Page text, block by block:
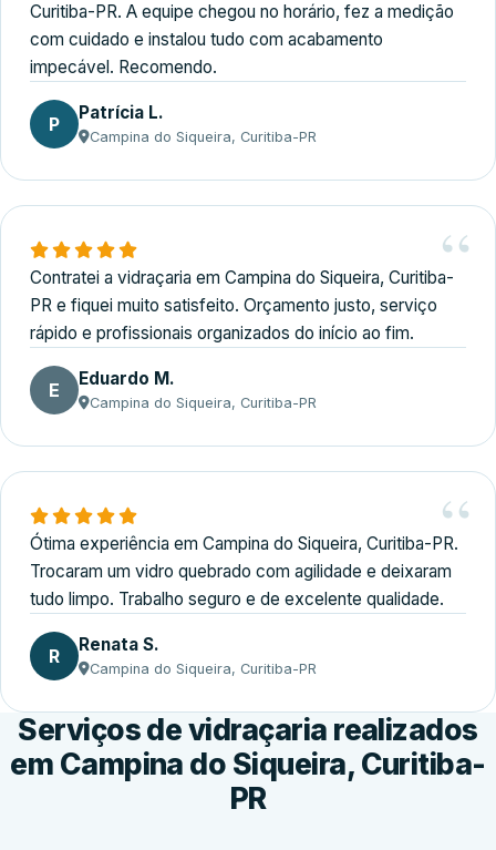
Curitiba-PR. A equipe chegou no horário, fez a medição
com cuidado e instalou tudo com acabamento
impecável. Recomendo.
P Patrícia L.
Campina do Siqueira, Curitiba-PR
Contratei a vidraçaria em Campina do Siqueira, Curitiba-
PR e fiquei muito satisfeito. Orçamento justo, serviço
rápido e profissionais organizados do início ao fim.
E Eduardo M.
Campina do Siqueira, Curitiba-PR
Ótima experiência em Campina do Siqueira, Curitiba-PR.
Trocaram um vidro quebrado com agilidade e deixaram
tudo limpo. Trabalho seguro e de excelente qualidade.
R Renata S.
Campina do Siqueira, Curitiba-PR
Serviços de vidraçaria realizados
em Campina do Siqueira, Curitiba-
PR